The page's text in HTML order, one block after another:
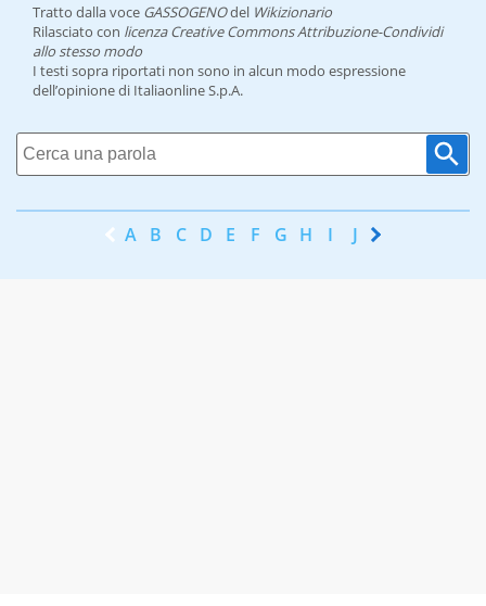
Tratto dalla voce GASSOGENOdel Wikizionario
Rilasciato con licenza Creative Commons Attribuzione-Condividi
allo stesso modo
I testi sopra riportati non sono in alcun modo espressione
dell’opinione di Italiaonline S.p.A.
A B C D E F G H I J K